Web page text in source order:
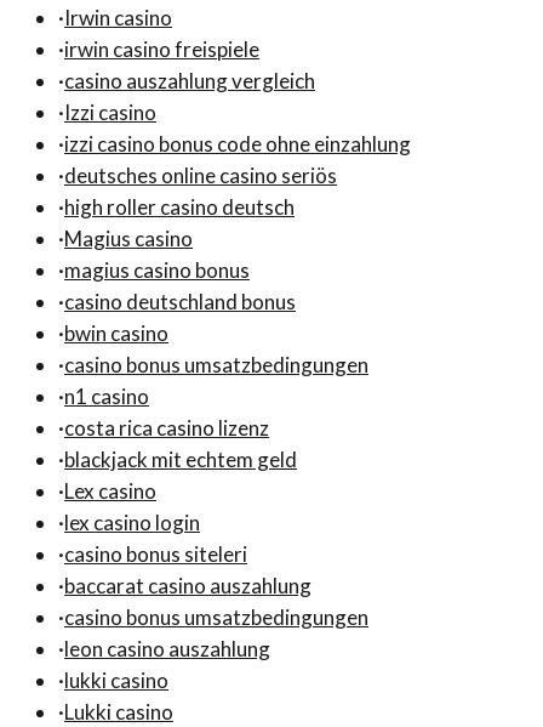
·Irwin casino
·irwin casino freispiele
·casino auszahlung vergleich
·Izzi casino
·izzi casino bonus code ohne einzahlung
·deutsches online casino seriös
·high roller casino deutsch
·Magius casino
·magius casino bonus
·casino deutschland bonus
·bwin casino
·casino bonus umsatzbedingungen
·n1 casino
·costa rica casino lizenz
·blackjack mit echtem geld
·Lex casino
·lex casino login
·casino bonus siteleri
·baccarat casino auszahlung
·casino bonus umsatzbedingungen
·leon casino auszahlung
·lukki casino
·Lukki casino